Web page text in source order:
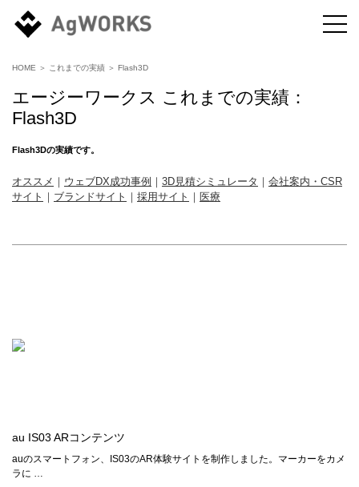
HOME ＞ これまでの実績 ＞ Flash3D
エージーワークス これまでの実績：
Flash3D
Flash3Dの実績です。
オススメ ｜ ウェブDX成功事例 ｜ 3D見積シミュレータ ｜ 会社案内・CSR
サイト ｜ ブランドサイト ｜ 採用サイト ｜ 医療
au IS03 ARコンテンツ
auのスマートフォン、IS03のAR体験サイトを制作しました。マーカーをカメ
ラに …